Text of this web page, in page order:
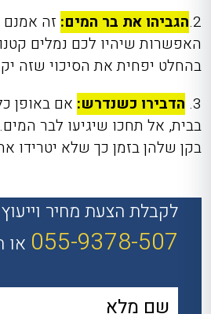
2. הגביהו את בר המים: זה אמנם
האפשרות שיהיו לכם נמלים
בהחלט יפחית את הסיכוי שזה
3. הדבירו כשנדרש: אם באופן
בבית, אל תחכו שיגיעו לבר
בקן שלהן בזמן כך שלא יטרידו
לקבלת הצעת מחיר וייעוץ
055-9378-507 או